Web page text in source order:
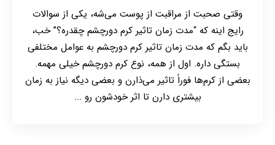
وقتی صحبت از مراقبت از پوست می‌شه، یکی از سوالات
رایج اینه که “مدت زمان تاثیر کرم دورچشم چقدره؟” خب،
باید بگم که مدت زمان تاثیر کرم دورچشم به عوامل مختلفی
بستگی داره. اول از همه، نوع کرم دورچشم خیلی مهمه.
بعضی از کرم‌ها فوراً تاثیر می‌ذارن و بعضی دیگه نیاز به زمان
بیشتری دارن تا اثر خودشون رو ...